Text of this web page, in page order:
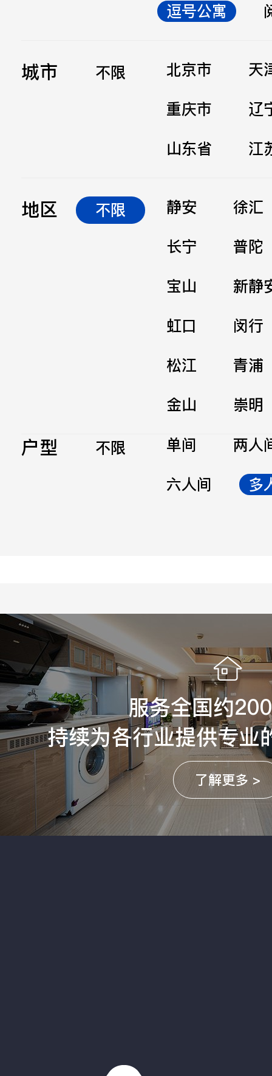
逗号公寓
城市 不限 北京市
天
重庆市
辽
山东省
江
地区 不限 静安
徐汇
长宁
普陀
宝山
新静
虹口
闵行
松江
青浦
金山
崇明
户型 不限 单间
两人
六人间
多
服务全国约
持续为各行业提供专业
了解更多 >
立即提交